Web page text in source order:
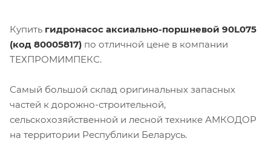
Купить гидронасос аксиально-поршневой 90L075
(код 80005817) по отличной цене в компании
ТЕХПРОМИМПЕКС.
Самый большой склад оригинальных запасных
частей к дорожно-строительной,
сельскохозяйственной и лесной технике АМКОДОР
на территории Республики Беларусь.